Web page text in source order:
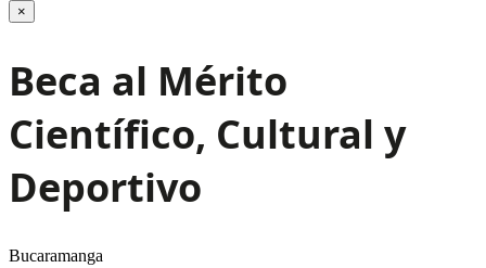
×
Beca al Mérito
Científico, Cultural y
Deportivo
Bucaramanga